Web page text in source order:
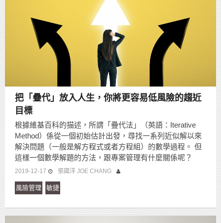
把「疊代」放入人生，你將更容易低風險的趨近
目標
根據維基百科的描述，所謂「疊代法」（英語：Iterative
Method）係從一個初始估計出發，尋找一系列近似解以來
解決問題（一般是解方程式或者方程組）的數學過程。 但
這樣一個數學解題的方法，跟專案管理有什麼關係呢？
2019-12-17 張國洋 JOE CHANG
風險管理 敏捷